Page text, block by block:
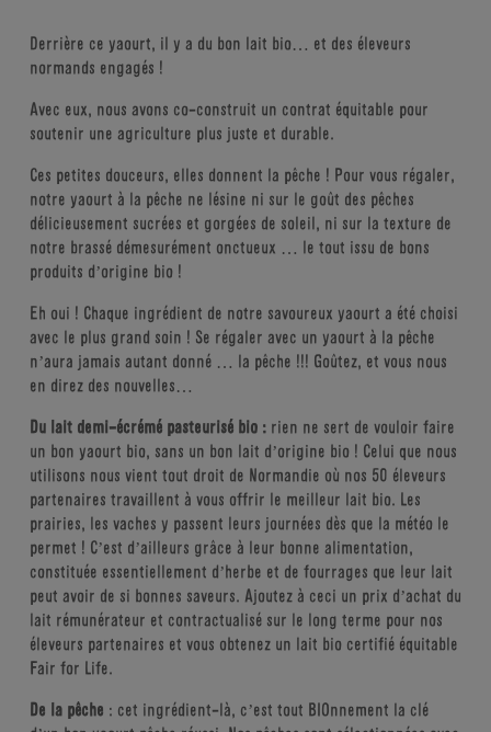
Dont acides gras saturés
2,1g (11% AR*)
Glucides
Dont sucre
13,1g (15% AR*)
Protéines
Sel
0,16g (3% AR*)
Calcium
152mg (19% AR*)
* AR : apport de référence pour un adulte
Derrière ce yaourt, il y a du bon lait bio… et des éleveurs
normands engagés !
Avec eux, nous avons co-construit un contrat équitable pour
soutenir une agriculture plus juste et durable.
Ces petites douceurs, elles donnent la pêche ! Pour vous régaler,
notre yaourt à la pêche ne lésine ni sur le goût des pêches
délicieusement sucrées et gorgées de soleil, ni sur la texture de
notre brassé démesurément onctueux … le tout issu de bons
produits d’origine bio !
Eh oui ! Chaque ingrédient de notre savoureux yaourt a été choisi
avec le plus grand soin ! Se régaler avec un yaourt à la pêche
n’aura jamais autant donné … la pêche !!! Goûtez, et vous nous
en direz des nouvelles…
Du lait demi-écrémé pasteurisé bio :rien ne sert de vouloir faire
un bon yaourt bio, sans un bon lait d’origine bio ! Celui que nous
utilisons nous vient tout droit de Normandie où nos 50 éleveurs
partenaires travaillent à vous offrir le meilleur lait bio. Les
prairies, les vaches y passent leurs journées dès que la météo le
permet ! C’est d’ailleurs grâce à leur bonne alimentation,
constituée essentiellement d’herbe et de fourrages que leur lait
peut avoir de si bonnes saveurs. Ajoutez à ceci un prix d’achat du
lait rémunérateur et contractualisé sur le long terme pour nos
éleveurs partenaires et vous obtenez un lait bio certifié équitable
Fair for Life.
De la pêche : cet ingrédient-là, c’est tout BIOnnement la clé